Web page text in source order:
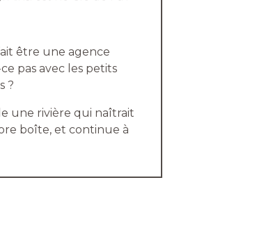
être une agence
pas avec les petits
?
une rivière qui naîtrait
boîte, et continue à